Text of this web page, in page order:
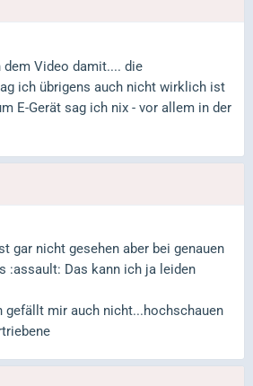
Video damit.... die
ich übrigens auch nicht wirklich ist
E-Gerät sag ich nix - vor allem in der
gar nicht gesehen aber bei genauen
:assault: Das kann ich ja leiden
gefällt mir auch nicht...hochschauen